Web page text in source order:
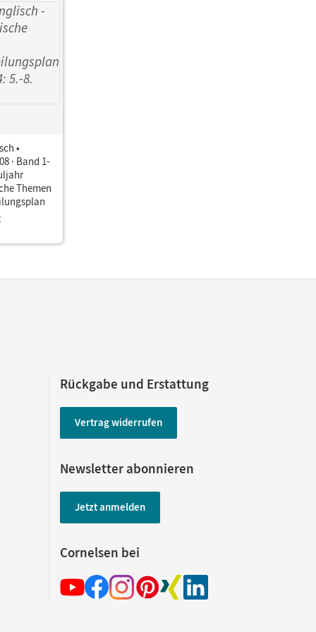
•
· Band 1-
Themen
Rückgabe und Erstattung
Vertrag widerrufen
Newsletter abonnieren
Jetzt anmelden
Cornelsen bei